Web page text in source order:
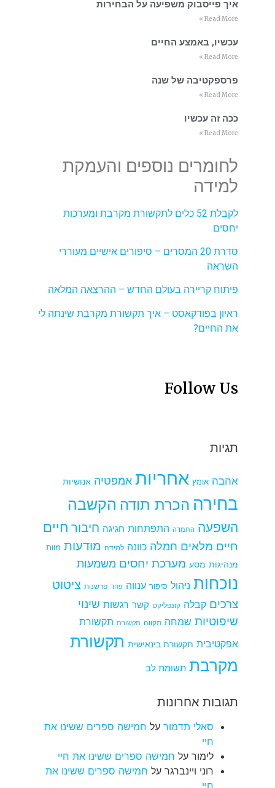
איך פייסבוק משפיעה על הבחירות
Read More »
עכשיו, באמצע החיים
Read More »
פרספקטיבה של שנה
Read More »
ככה זה עכשיו
Read More »
לחומרים נוספים והעמקת
למידה
לקבלת 52 כלים לתקשורת מקרבת ומערכות
יחסים
סדרת 20 המסרים – סיפורים אישיים מעוררי
השראה
פיתוח קריירה בעולם החדש – ההרצאה המלאה
ראיון בפודקאסט – איך תקשורת מקרבת שינתה לי
את החיים?
Follow Us
תגיות
אהבה אומץ אחריות אמפטיה אנושיות
בחירה הכרת תודה הקשבה
השפעה התמדה התפתחות חגיגה חיבור חיים
חיים מלאים חמלה כוונה למידה מודעות מוות
מנהיגות מסע מערכת יחסים משמעות
נוכחות ניהול סיפור ענווה פחד פרשנות ציטוט
צרכים קבלה קונפליקט קשר רגשות שינוי
שיפוטיות שמחה תקווה תקשורת תקשורת
אפקטיבית תקשורת בינאישית תקשורת
מקרבת תשומת לב
תגובות אחרונות
סאלי תדמור על חמישה ספרים ששינו את
חיי
לימור על חמישה ספרים ששינו את חיי
רוני ויינברגר על חמישה ספרים ששינו את